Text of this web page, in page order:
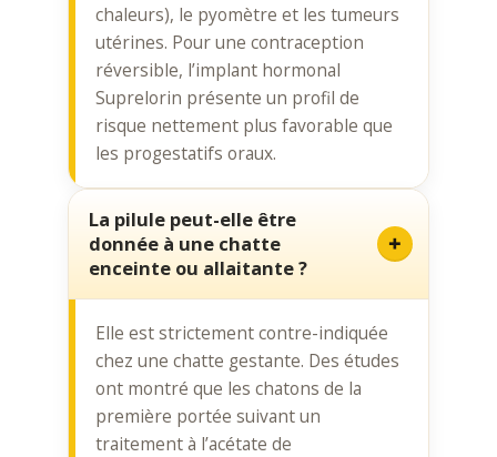
chaleurs), le pyomètre et les tumeurs
utérines. Pour une contraception
réversible, l’implant hormonal
Suprelorin présente un profil de
risque nettement plus favorable que
les progestatifs oraux.
La pilule peut-elle être
donnée à une chatte
enceinte ou allaitante ?
Elle est strictement contre-indiquée
chez une chatte gestante. Des études
ont montré que les chatons de la
première portée suivant un
traitement à l’acétate de